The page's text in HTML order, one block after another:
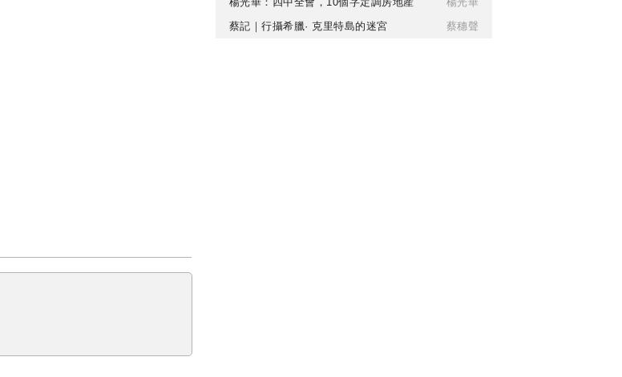
蔡記｜行攝希臘· 克里特島的迷宮
蔡穗聲